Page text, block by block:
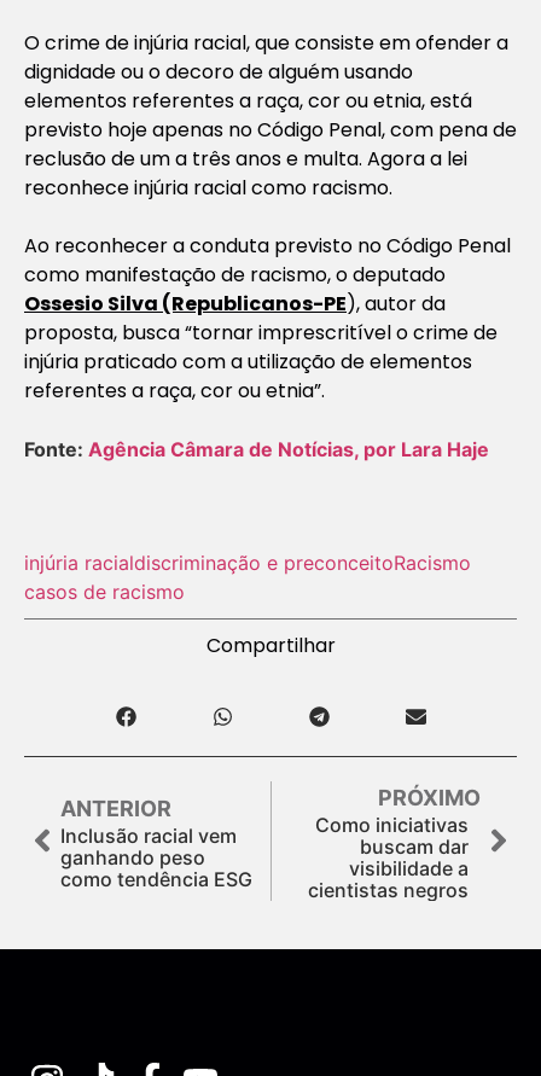
O crime de injúria racial, que consiste em ofender a
dignidade ou o decoro de alguém usando
elementos referentes a raça, cor ou etnia, está
previsto hoje apenas no Código Penal, com pena de
reclusão de um a três anos e multa. Agora a lei
reconhece injúria racial como racismo.
Ao reconhecer a conduta previsto no Código Penal
como manifestação de racismo, o deputado
Ossesio Silva (Republicanos-PE), autor da
proposta, busca “tornar imprescritível o crime de
injúria praticado com a utilização de elementos
referentes a raça, cor ou etnia”.
Fonte: Agência Câmara de Notícias, por Lara Haje
injúria racialdiscriminação e preconceitoRacismo
casos de racismo
Compartilhar
ANTERIOR
Inclusão racial vem
ganhando peso
como tendência ESG
PRÓXIMO
Como iniciativas
buscam dar
visibilidade a
cientistas negros